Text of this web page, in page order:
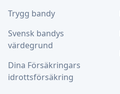
Trygg bandy
Svensk bandys
värdegrund
Dina Försäkringars
idrottsförsäkring